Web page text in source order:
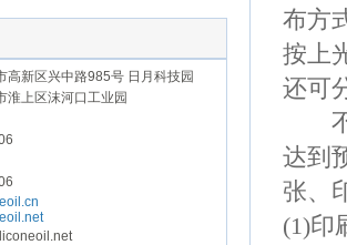
高新区兴中路985号 日月科技园
淮上区沫河口工业园
布方
按上
还可
不
达到
张、
(1)印